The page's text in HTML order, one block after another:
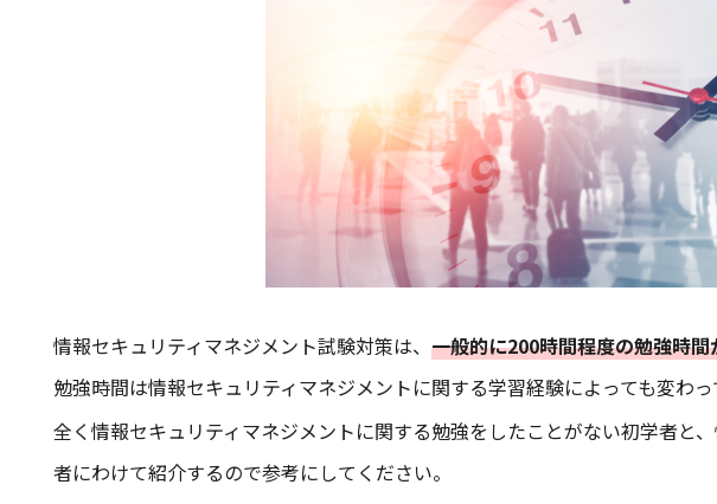
情報セキュリティマネジメント試験対策は、 一般的に200時間程度の勉強時
勉強時間は情報セキュリティマネジメントに関する学習経験によっても変わっ
全く情報セキュリティマネジメントに関する勉強をしたことがない初学者と
者にわけて紹介するので参考にしてください。